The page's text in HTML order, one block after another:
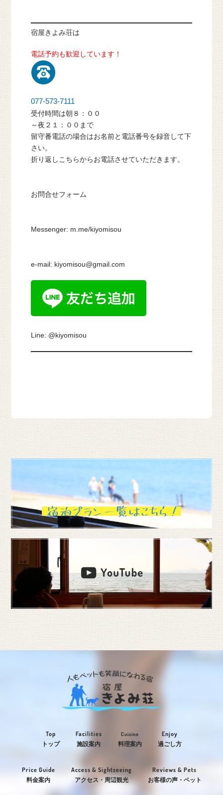
宿屋きよみ荘は
電話予約も歓迎しています！
077-573-7111
受付時間は朝８：００
～夜２１：００まで
留守番電話の場合はお名前と電話番号を録音して下
さい。
折り返しこちらからお電話させていただきます。
お問合せフォーム
Messenger: m.me/kiyomisou
e-mail: kiyomisou@gmail.com
Line: @kiyomisou
Top
トップ
Facilities
施設案内
Cuisine
料理案内
Enjoy
過ごし方
Price Guide
料金案内
Access & Sightseeing
アクセス・周辺観光
Reviews & Pets
お客様の声・ペット